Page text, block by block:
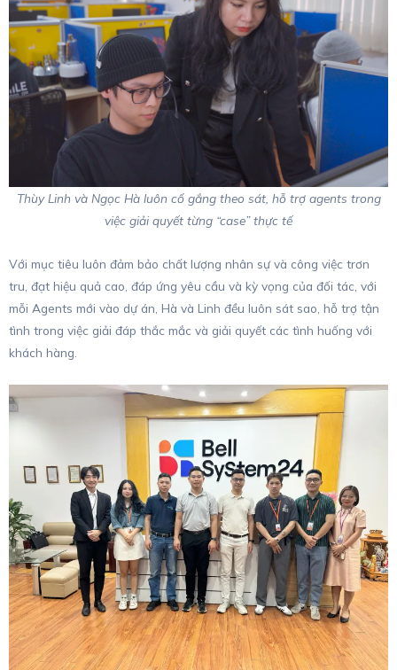
Thùy Linh và Ngọc Hà luôn cố gắng theo sát, hỗ trợ agents trong
việc giải quyết từng “case” thực tế
Với mục tiêu luôn đảm bảo chất lượng nhân sự và công việc trơn
tru, đạt hiệu quả cao, đáp ứng yêu cầu và kỳ vọng của đối tác, với
mỗi Agents mới vào dự án, Hà và Linh đều luôn sát sao, hỗ trợ tận
tình trong việc giải đáp thắc mắc và giải quyết các tình huống với
khách hàng.